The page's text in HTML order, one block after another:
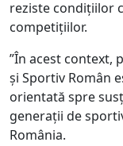
reziste condițiilor
competițiilor.
”În acest context,
și Sportiv Român
orientată spre
generații de
România.